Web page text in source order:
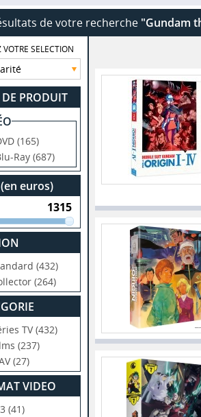
de votre recherche "Gundam
VOTRE SELECTION
DE PRODUIT
(165)
Ray (687)
(en euros)
(432)
(264)
TV (432)
(237)
(27)
VIDEO
(41)